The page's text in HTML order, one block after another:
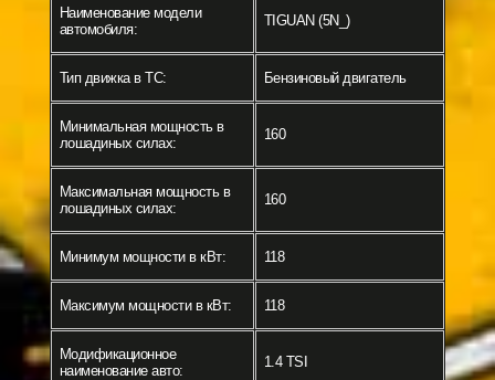
Наименование модели
автомобиля:
TIGUAN (5N_)
Тип движка в ТС: Бензиновый двигатель
Минимальная мощность в
лошадиных силах:
160
Максимальная мощность в
лошадиных силах:
160
Минимум мощности в кВт: 118
Максимум мощности в кВт: 118
Модификационное
наименование авто:
1.4 TSI